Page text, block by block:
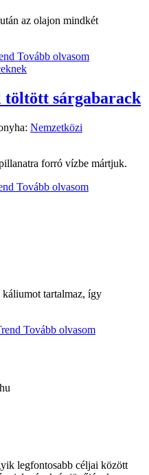
az olajon mindkét
Tovább olvasom
töltött sárgabarack
Nemzetközi
forró vízbe mártjuk.
Tovább olvasom
káliumot tartalmaz, így
Tovább olvasom
legfontosabb céljai között